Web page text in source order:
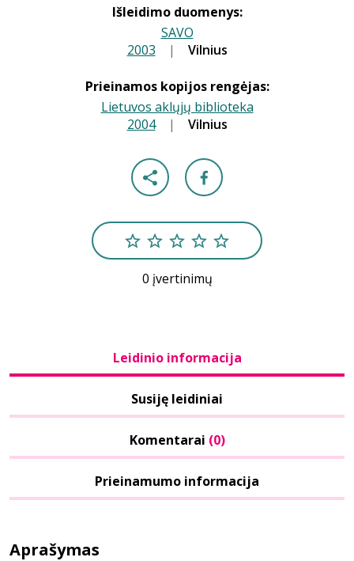
Išleidimo duomenys:
SAVO
2003 | Vilnius
Prieinamos kopijos rengėjas:
Lietuvos aklųjų biblioteka
2004 | Vilnius
0 įvertinimų
Leidinio informacija
Susiję leidiniai
Komentarai (0)
Prieinamumo informacija
Aprašymas